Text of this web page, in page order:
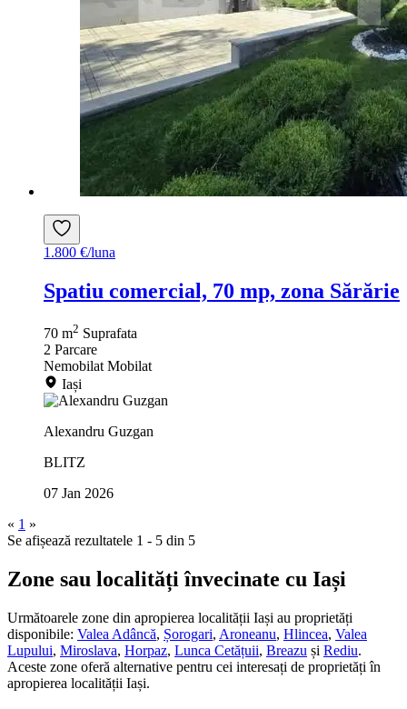
1.800 €/luna
Spatiu comercial, 70 mp, zona Sărărie
70 m2 Suprafata
2 Parcare
Nemobilat Mobilat
Iași
Alexandru Guzgan
BLITZ
07 Jan 2026
« 1 »
Se afișează rezultatele 1 - 5 din 5
Zone sau localități învecinate cu Iași
Următoarele zone din apropierea localității Iași au proprietăți
disponibile: Valea Adâncă, Șorogari, Aroneanu, Hlincea, Valea
Lupului, Miroslava, Horpaz, Lunca Cetățuii, Breazu și Rediu.
Aceste zone oferă alternative pentru cei interesați de proprietățiîn
apropierea localității Iași.